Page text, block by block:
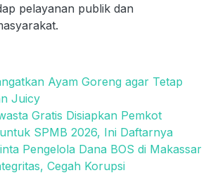
pelayanan publik dan
Ayam Goreng agar Tetap
Juicy
Gratis Disiapkan Pemkot
SPMB 2026, Ini Daftarnya
Pengelola Dana BOS di Makassar
Cegah Korupsi